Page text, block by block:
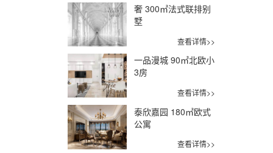
奢 300㎡法式联排别
墅
查看详情>>
一品漫城 90㎡北欧小
3房
查看详情>>
泰欣嘉园 180㎡欧式
公寓
查看详情>>